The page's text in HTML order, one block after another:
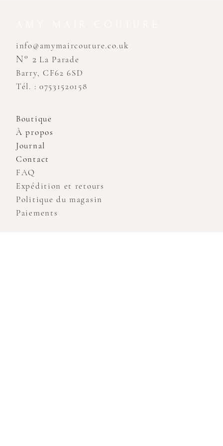
info@amymaircouture.co.uk
N° 2 La Parade
Barry, CF62 6SD
Tél. : 07531520158
Boutique
À propos
Journal
Contact
FAQ
Expédition et retours
Politique du magasin
Paiements